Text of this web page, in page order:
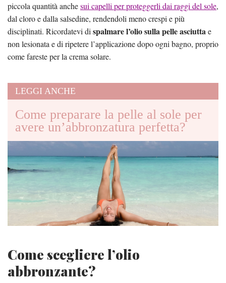
piccola quantità anchesui capelli per proteggerli dai raggi del sole,
dal cloro e dalla salsedine, rendendoli meno crespi e più
disciplinati. Ricordatevi dispalmare l’olio sulla pelle asciuttae
non lesionata e di ripetere l’applicazione dopo ogni bagno, proprio
come fareste per la crema solare.
LEGGI ANCHE
Come preparare la pelle al sole per
avere un’abbronzatura perfetta?
Come scegliere l’olio
abbronzante?